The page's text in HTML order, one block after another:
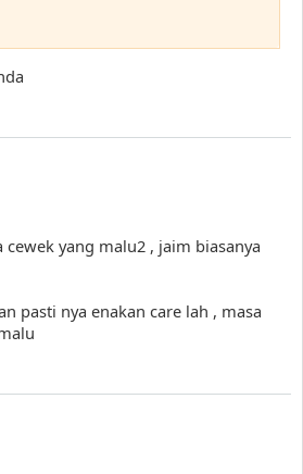
cewek yang malu2 , jaim biasanya
pasti nya enakan care lah , masa